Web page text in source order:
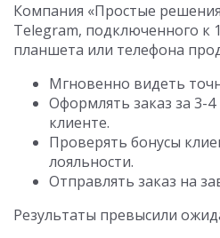
Компания «Простые
Telegram, подключенного к
планшета или телефона
Мгновенно видеть
Оформлять заказ за 3-
клиенте.
Проверять бонусы
лояльности.
Отправлять заказ на
Результаты превысили